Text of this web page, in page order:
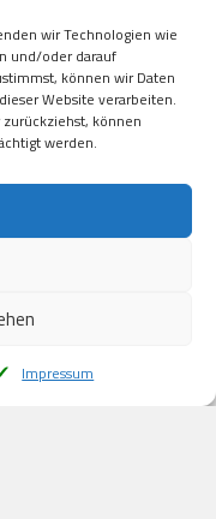
wir Technologien wie
und/oder darauf
können wir Daten
Website verarbeiten.
können
werden.
Impressum